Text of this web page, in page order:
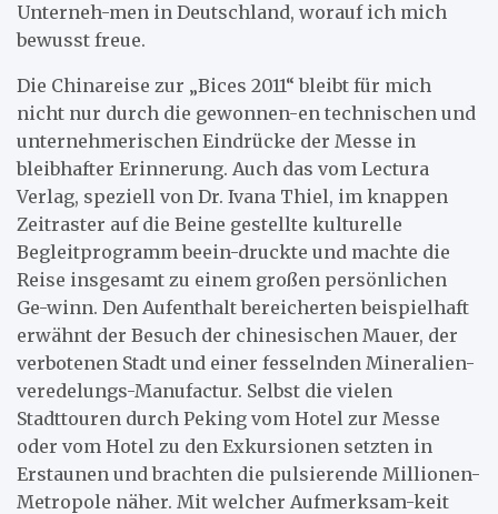
Unterneh-men in Deutschland, worauf ich mich
bewusst freue.
Die Chinareise zur „Bices 2011“ bleibt für mich
nicht nur durch die gewonnen-en technischen und
unternehmerischen Eindrücke der Messe in
bleibhafter Erinnerung. Auch das vom Lectura
Verlag, speziell von Dr. Ivana Thiel, im knappen
Zeitraster auf die Beine gestellte kulturelle
Begleitprogramm beein-druckte und machte die
Reise insgesamt zu einem großen persönlichen
Ge-winn. Den Aufenthalt bereicherten beispielhaft
erwähnt der Besuch der chinesischen Mauer, der
verbotenen Stadt und einer fesselnden Mineralien-
veredelungs-Manufactur. Selbst die vielen
Stadttouren durch Peking vom Hotel zur Messe
oder vom Hotel zu den Exkursionen setzten in
Erstaunen und brachten die pulsierende Millionen-
Metropole näher. Mit welcher Aufmerksam-keit